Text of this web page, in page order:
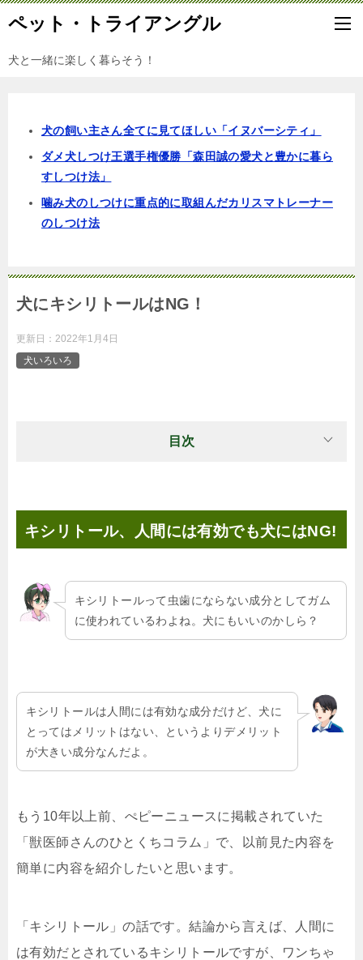
ペット・トライアングル
犬と一緒に楽しく暮らそう！
犬の飼い主さん全てに見てほしい「イヌバーシティ」
ダメ犬しつけ王選手権優勝「森田誠の愛犬と豊かに暮ら
すしつけ法」
噛み犬のしつけに重点的に取組んだカリスマトレーナー
のしつけ法
犬にキシリトールはNG！
更新日： 2022年1月4日
犬いろいろ
目次
キシリトール、人間には有効でも犬にはNG!
キシリトールって虫歯にならない成分としてガム
に使われているわよね。犬にもいいのかしら？
キシリトールは人間には有効な成分だけど、犬に
とってはメリットはない、というよりデメリット
が大きい成分なんだよ。
もう10年以上前、ぺピーニュースに掲載されていた
「獣医師さんのひとくちコラム」で、以前見た内容を
簡単に内容を紹介したいと思います。
「キシリトール」の話です。結論から言えば、人間に
は有効だとされているキシリトールですが、ワンちゃ